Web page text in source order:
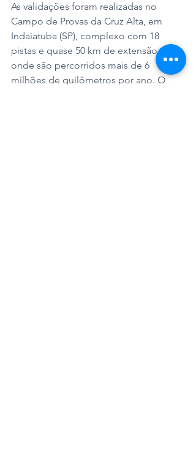
As validações foram realizadas no
Campo de Provas da Cruz Alta, em
Indaiatuba (SP), complexo com 18
pistas e quase 50 km de extensão
onde são percorridos mais de 6
milhões de quilômetros por ano. O